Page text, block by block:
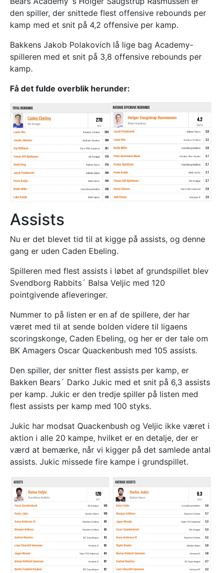
den spiller, der snittede flest offensive rebounds per
kamp med et snit på 4,2 offensive per kamp.
Bakkens Jakob Polakovich lå lige bag Academy-
spilleren med et snit på 3,8 offensive rebounds per
kamp.
Få det fulde overblik herunder:
Assists
Nu er det blevet tid til at kigge på assists, og denne
gang er uden Caden Ebeling.
Spilleren med flest assists i løbet af grundspillet blev
Svendborg Rabbits´ Balsa Veljic med 120
pointgivende afleveringer.
Nummer to på listen er en af de spillere, der har
været med til at sende bolden videre til ligaens
scoringskonge, Caden Ebeling, og her er der tale om
BK Amagers Oscar Quackenbush med 105 assists.
Den spiller, der snitter flest assists per kamp, er
Bakken Bears´ Darko Jukic med et snit på 6,3 assists
per kamp. Jukic er den tredje spiller på listen med
flest assists per kamp med 100 styks.
Jukic har modsat Quackenbush og Veljic ikke været i
aktion i alle 20 kampe, hvilket er en detalje, der er
værd at bemærke, når vi kigger på det samlede antal
assists. Jukic missede fire kampe i grundspillet.